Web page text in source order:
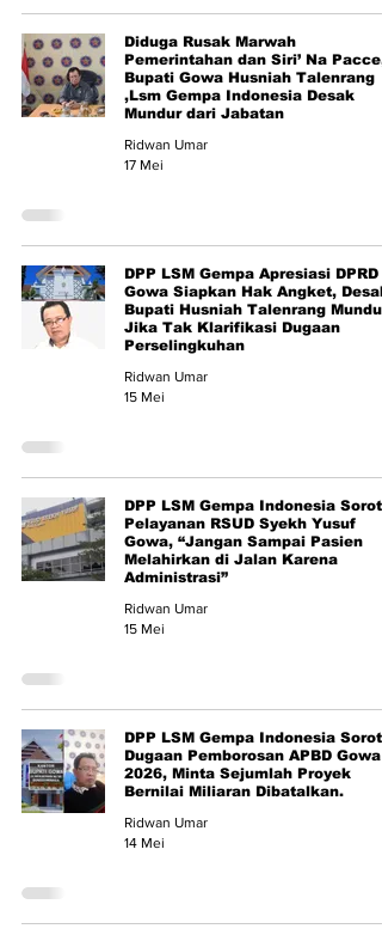
Diduga Rusak Marwah
Pemerintahan dan Siri’ Na Pacce,
Bupati Gowa Husniah Talenrang
,Lsm Gempa Indonesia Desak
Mundur dari Jabatan
Ridwan Umar
17 Mei
DPP LSM Gempa Apresiasi DPRD
Gowa Siapkan Hak Angket, Desak
Bupati Husniah Talenrang Mundur
Jika Tak Klarifikasi Dugaan
Perselingkuhan
Ridwan Umar
15 Mei
DPP LSM Gempa Indonesia Soroti
Pelayanan RSUD Syekh Yusuf
Gowa, “Jangan Sampai Pasien
Melahirkan di Jalan Karena
Administrasi”
Ridwan Umar
15 Mei
DPP LSM Gempa Indonesia Soroti
Dugaan Pemborosan APBD Gowa
2026, Minta Sejumlah Proyek
Bernilai Miliaran Dibatalkan.
Ridwan Umar
14 Mei